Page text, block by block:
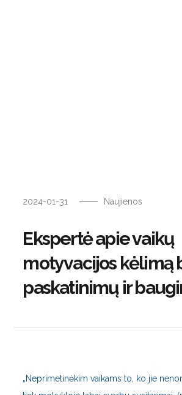
2024-01-31 Naujienos
Ekspertė apie vaikų
motyvacijos kėlimą
paskatinimų ir
„Neprimetinėkim vaikams to, ko jie